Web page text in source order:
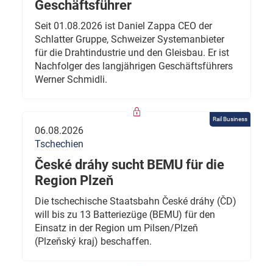
Geschäftsführer
Seit 01.08.2026 ist Daniel Zappa CEO der
Schlatter Gruppe, Schweizer Systemanbieter
für die Drahtindustrie und den Gleisbau. Er ist
Nachfolger des langjährigen Geschäftsführers
Werner Schmidli.
Rail Business
06.08.2026
Tschechien
České dráhy sucht BEMU für die
Region Plzeň
Die tschechische Staatsbahn České dráhy (ČD)
will bis zu 13 Batteriezüge (BEMU) für den
Einsatz in der Region um Pilsen/Plzeň
(Plzeňský kraj) beschaffen.